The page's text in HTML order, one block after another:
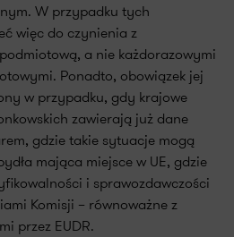
W przypadku tych
więc do czynienia z
a nie każdorazowymi
Ponadto, obowiązek jej
w przypadku, gdy krajowe
zawierają już dane
gdzie takie sytuacje mogą
mająca miejsce w UE, gdzie
i sprawozdawczości
Komisji – równoważne z
przez EUDR.